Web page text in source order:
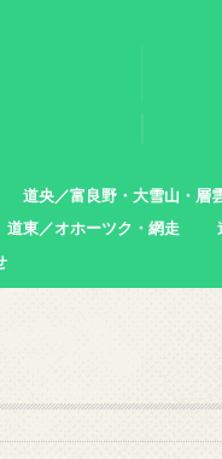
道央／富良野・大雪山・層
中富良野町
東川町
沼田町
幌加内町
増毛町
道東／オホーツク・網走